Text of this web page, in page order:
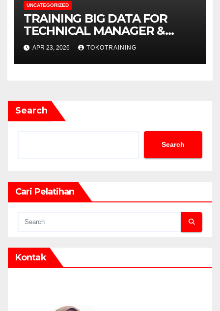
UNCATEGORIZED
TRAINING BIG DATA FOR
TECHNICAL MANAGER &
DECISION MAKERS
APR 23, 2026 TOKOTRAINING
Search
Search
Cari Pelatihan
Kontak